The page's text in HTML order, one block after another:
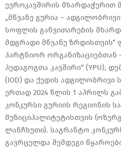
ევროკავშირის მხარდაჭერით
„მწვანე გურია –
სოფლის განვითარების
მდგრადი მწვანე ზრდისთვის“
პარტნიორ ორგანიზაციებთან
პედაგოგთა კავშირი“ (YPU),
(IOD) და ქედის ადგილობრივი
ერთად 2024 წლის 1 აპრილს
კონკურსი გურიის რეგიონის
მუნიციპალიტეტისთვის
ლანჩხუთი). საგრანტო
გავრცელდა შემდეგი